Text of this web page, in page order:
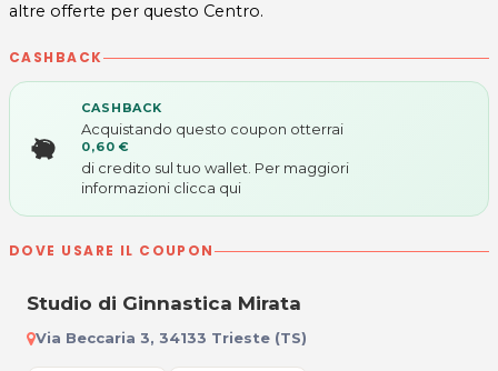
altre offerte per questo Centro.
CASHBACK
CASHBACK
Acquistando questo coupon otterrai
0,60 €
di credito sul tuo wallet. Per maggiori
informazioni clicca qui
DOVE USARE IL COUPON
Studio di Ginnastica Mirata
Via Beccaria 3, 34133 Trieste (TS)